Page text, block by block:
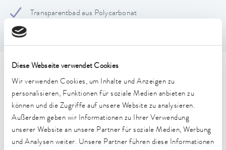
Diese Webseite verwendet Cookies
Wir verwenden Cookies, um Inhalte und Anzeigen zu
personalisieren, Funktionen für soziale Medien anbieten zu
können und die Zugriffe auf unsere Website zu analysieren.
Außerdem geben wir Informationen zu Ihrer Verwendung
unserer Website an unsere Partner für soziale Medien, Werbung
und Analysen weiter. Unsere Partner führen diese Informationen
Transparentbad aus Polycarbonat
Technische Merkmale (nach
DIN 12876)
Abmessungen (BxTxH)
432 x 182 x 206 mm